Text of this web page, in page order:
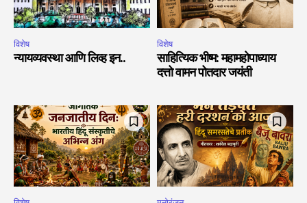
विशेष
न्यायव्यवस्था आणि लिव्ह इन..
विशेष
साहित्यिक भीष्म: महामहोपाध्याय
दत्तो वामन पोतदार जयंती